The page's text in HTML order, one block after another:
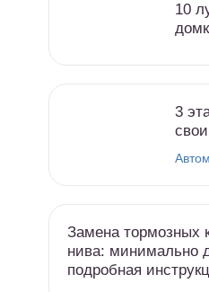
10
3
Замена тормозных
нива: минимально
подробная